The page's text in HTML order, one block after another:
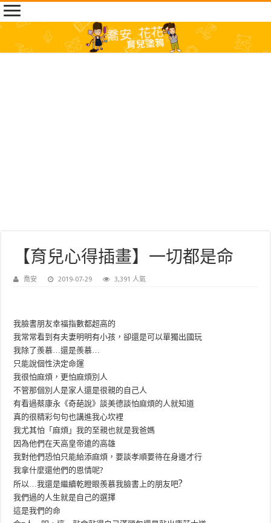
【育兒心得插畫】一切都是命
喬安 2019-07-29 3,391 人氣
我臉書朋友幸福指數都超高的
我常常看到有夫妻明明有小孩，卻還是可以單獨出國玩
我除了羨慕…還是羨慕…
只能說個性決定命運
我很怕麻煩，更怕麻煩別人
不管那個別人是家人還是很親的自己人
有看過蔡康永《奇葩說》談美德談怕麻煩的人就知道
真的很精彩句句也講進我心坎裡
我尤其怕「麻煩」我的至親也就是我爸媽
因為他們在天高皇帝遠的高雄
我對他們恐怕只能給添麻煩，要談孝順要待在身邊才行
我拿什麼還他們的恩情呢?
所以…我還是繼續乾瞪眼羨慕我臉書上的朋友吧?
我們過的人生就是自己的選擇
這是我們的命